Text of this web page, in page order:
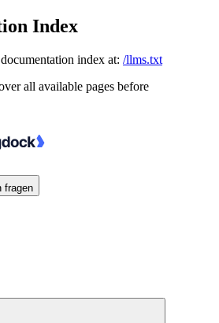
Index
index at: /llms.txt
all available pages before
fragen